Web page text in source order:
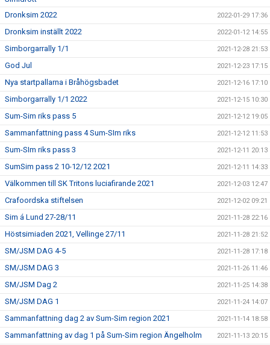
Dronksim 2022
2022-01-29 17:36
Dronksim inställt 2022 2022-01-12 14:55
Simborgarrally 1/1 2021-12-28 21:53
God Jul 2021-12-23 17:15
Nya startpallarna i Bråhögsbadet 2021-12-16 17:10
Simborgarrally 1/1 2022 2021-12-15 10:30
Sum-Sim riks pass 5 2021-12-12 19:05
Sammanfattning pass 4 Sum-SIm riks 2021-12-12 11:53
Sum-SIm riks pass 3 2021-12-11 20:13
SumSim pass 2 10-12/12 2021 2021-12-11 14:33
Välkommen till SK Tritons luciafirande 2021 2021-12-03 12:47
Crafoordska stiftelsen 2021-12-02 09:21
Sim á Lund 27-28/11 2021-11-28 22:16
Höstsimiaden 2021, Vellinge 27/11 2021-11-28 21:52
SM/JSM DAG 4-5 2021-11-28 17:18
SM/JSM DAG 3 2021-11-26 11:46
SM/JSM Dag 2 2021-11-25 14:38
SM/JSM DAG 1 2021-11-24 14:07
Sammanfattning dag 2 av Sum-Sim region 2021 2021-11-14 18:58
Sammanfattning av dag 1 på Sum-Sim region Ängelholm 2021-11-13 20:15